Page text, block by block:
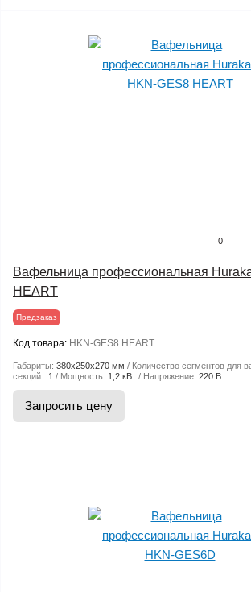
0
Вафельница профессиональная
HEART
Предзаказ
Код товара: HKN-GES8 HEART
Габариты: 380x250x270 мм Количество сегментов для
секций : 1 Мощность: 1,2 кВт Напряжение: 220 В
Запросить цену